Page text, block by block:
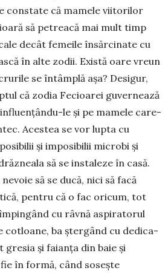
constate că mamele viitorilor
să petreacă mai mult timp
decât femeile însărcinate cu
în alte zodii. Există oare vreun
se întâmplă așa? De­sigur,
că zodia Fecioa­rei guvernează
le și pe mamele care-
Aces­tea se vor lupta cu
și im­posibilii microbi și
să se instaleze în casă.
să se ducă, nici să facă
pentru că o fac oricum, tot
cu râvnă aspiratorul
cotloane, ba ștergând cu dedi­ca­
gresia și faianța din baie și
în formă, când sosește